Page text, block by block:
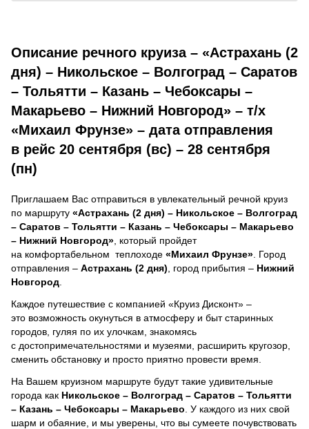
Описание речного круиза – «Астрахань (2
дня) – Никольское – Волгоград – Саратов
– Тольятти – Казань – Чебоксары –
Макарьево – Нижний Новгород» – т/х
«Михаил Фрунзе» – дата отправления
в рейс 20 сентября (вс) – 28 сентября
(пн)
Приглашаем Вас отправиться в увлекательный речной круиз
по маршруту «Астрахань (2 дня) – Никольское – Волгоград
– Саратов – Тольятти – Казань – Чебоксары – Макарьево
– Нижний Новгород» , который пройдет
на комфортабельном теплоходе «Михаил Фрунзе» . Город
отправления – Астрахань (2 дня) , город прибытия – Нижний
Новгород
Каждое путешествие с компанией «Круиз Дисконт» –
это возможность окунуться в атмосферу и быт старинных
городов, гуляя по их улочкам, знакомясь
с достопримечательностями и музеями, расширить кругозор,
сменить обстановку и просто приятно провести время.
На Вашем круизном маршруте будут такие удивительные
города как Никольское – Волгоград – Саратов – Тольятти
– Казань – Чебоксары – Макарьево . У каждого из них свой
шарм и обаяние, и мы уверены, что вы сумеете почувствовать